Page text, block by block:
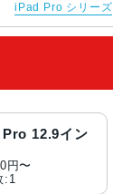
iPad Pro シリーズ
12.9イン
円〜
:1